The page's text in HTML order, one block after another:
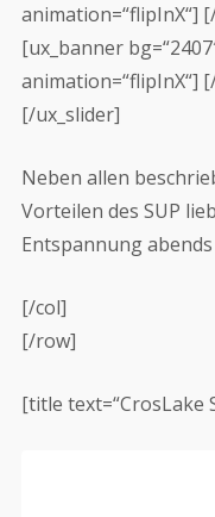
animation=“flipInX“]
[ux_banner
animation=“flipInX“]
[/ux_slider]
Neben allen
Vorteilen des SUP
Entspannung abends
[/col]
[/row]
[title text=“CrosLake